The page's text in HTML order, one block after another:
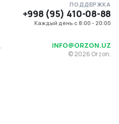
ПОДДЕРЖКА
+998 (95) 410-08-88
Каждый день с 8:00 - 20:00
INFO@ORZON.UZ
©2026 Orzon.